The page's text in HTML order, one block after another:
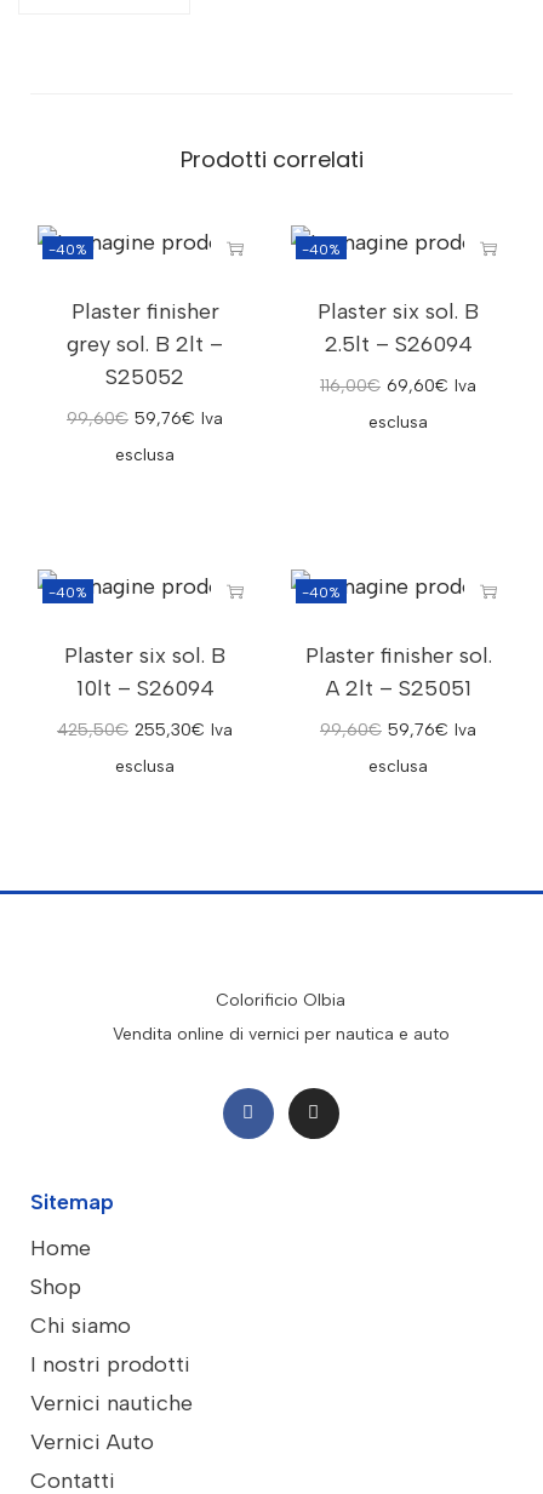
Prodotti correlati
-40%
Plaster finisher
grey sol. B 2lt –
S25052
99,60€ 59,76€ Iva
esclusa
-40%
Plaster six sol. B
2.5lt – S26094
116,00€ 69,60€ Iva
esclusa
-40%
Plaster six sol. B
10lt – S26094
425,50€ 255,30€ Iva
esclusa
-40%
Plaster finisher sol.
A 2lt – S25051
99,60€ 59,76€ Iva
esclusa
Colorificio Olbia
Vendita online di vernici per nautica e auto
Sitemap
Home
Shop
Chi siamo
I nostri prodotti
Vernici nautiche
Vernici Auto
Contatti